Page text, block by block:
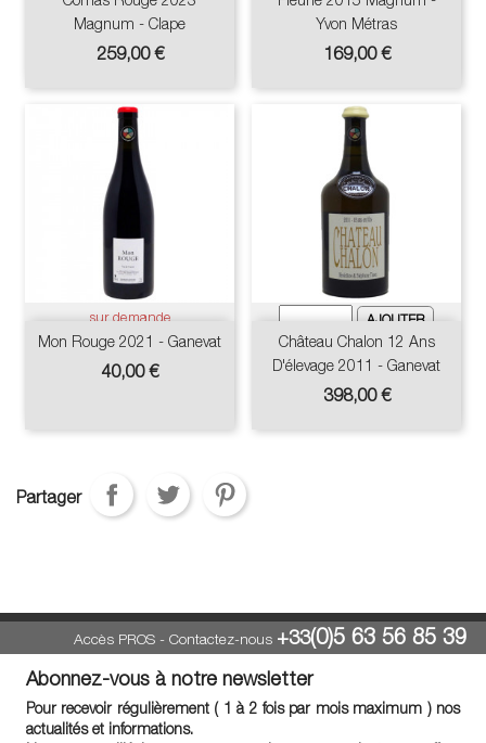
Magnum - Clape
Prix
259,00 €
Yvon Métras
Prix
169,00 €
sur demande
Mon Rouge 2021 - Ganevat
Prix
40,00 €
Château Chalon 12 Ans
D'élevage 2011 - Ganevat
Prix
398,00 €
Partager
Accès PROS- Contactez-nous +33(0)5 63 56 85 39
Abonnez-vous à notre newsletter
Pour recevoir régulièrement ( 1 à 2 fois par mois maximum ) nos
actualités et informations.